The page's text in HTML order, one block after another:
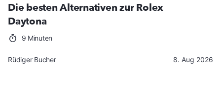
Die besten Alternativen zur Rolex
Daytona
9 Minuten
Rüdiger Bucher 8. Aug 2026